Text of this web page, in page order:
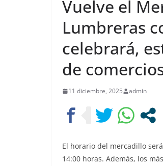
Vuelve el
Lumbreras
celebrará,
de
11 diciembre, 2025 admin
El horario del mercadillo
14:00 horas. Además, los